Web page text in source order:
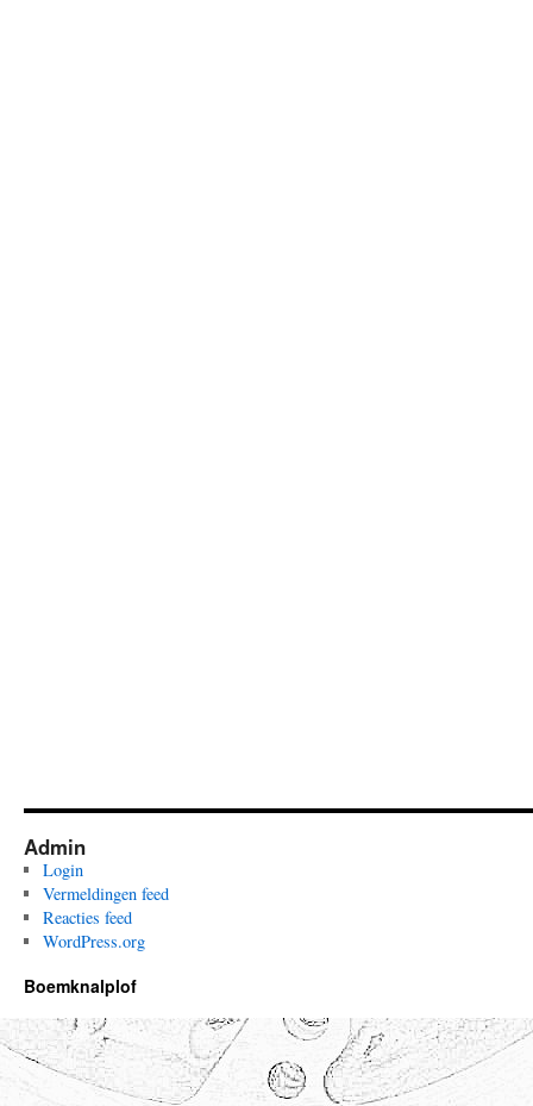
Admin
Login
Vermeldingen feed
Reacties feed
WordPress.org
Boemknalplof